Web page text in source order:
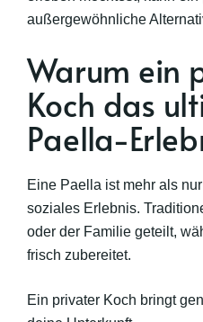
außergewöhnliche
Warum ein
Koch das
Paella-
Eine Paella ist mehr als
soziales Erlebnis.
oder der Familie geteilt,
frisch zubereitet.
Ein privater Koch bringt